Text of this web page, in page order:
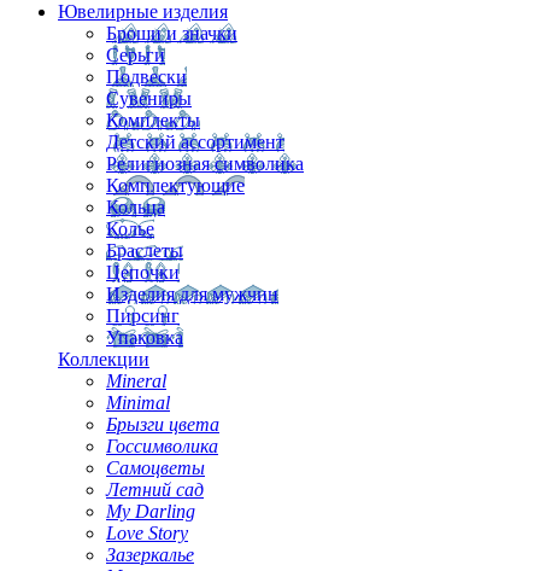
Ювелирные изделия
Броши и значки
Серьги
Подвески
Сувениры
Комплекты
Детский ассортимент
Религиозная символика
Комплектующие
Кольца
Колье
Браслеты
Цепочки
Изделия для мужчин
Пирсинг
Упаковка
Коллекции
Mineral
Minimal
Брызги цвета
Госсимволика
Самоцветы
Летний сад
My Darling
Love Story
Зазеркалье